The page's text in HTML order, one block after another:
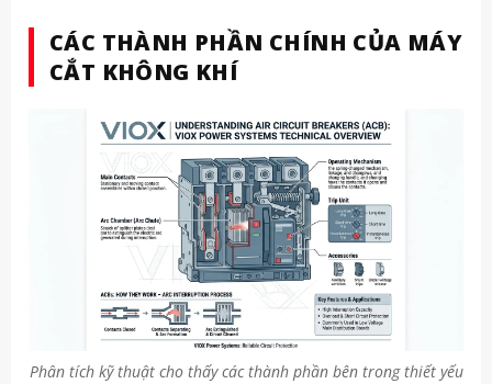
CÁC THÀNH PHẦN CHÍNH CỦA MÁY
CẮT KHÔNG KHÍ
Phân tích kỹ thuật cho thấy các thành phần bên trong thiết yếu